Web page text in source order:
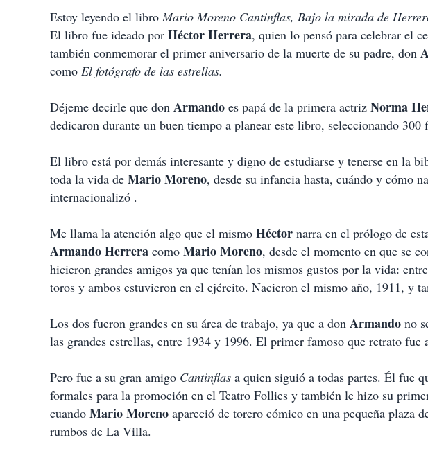
m
p
a
r
t
Estoy leyendo el libroMario Moreno Cantinflas, Bajo la mirada de
El libro fue ideado por Héctor Herrera, quien lo pensó para celebrar el
también conmemorar el primer aniversario de la muerte de su padre, don
como El fotógrafo de las estrellas.
Déjeme decirle que don Armando es papá de la primera actriz Norma
dedicaron durante un buen tiempo a planear este libro, seleccionando 300
El libro está por demás interesante y digno de estudiarse y tenerse en la
toda la vida de Mario Moreno, desde su infancia hasta, cuándo y cómo
internacionalizó .
Me llama la atención algo que el mismo Héctor narra en el prólogo de
Armando Herrera como Mario Moreno, desde el momento en que se
hicieron grandes amigos ya que tenían los mismos gustos por la vida:
toros y ambos estuvieron en el ejército. Nacieron el mismo año, 1911, y
Los dos fueron grandes en su área de trabajo, ya que a don Armando no
las grandes estrellas, entre 1934 y 1996. El primer famoso que retrato fue
Pero fue a su gran amigo Cantinflas a quien siguió a todas partes. Él fue
formales para la promoción en el Teatro Follies y también le hizo su
cuando Mario Moreno apareció de torero cómico en una pequeña plaza
rumbos de La Villa.